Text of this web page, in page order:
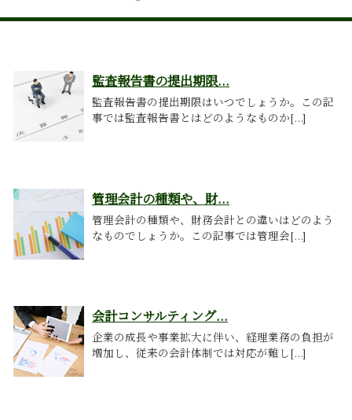
監査報告書の提出期限...
監査報告書の提出期限はいつでしょうか。この記
事では監査報告書とはどのようなものか[...]
管理会計の種類や、財...
管理会計の種類や、財務会計との違いはどのよう
なものでしょうか。この記事では管理会[...]
会計コンサルティング...
企業の成長や事業拡大に伴い、経理業務の負担が
増加し、従来の会計体制では対応が難し[...]